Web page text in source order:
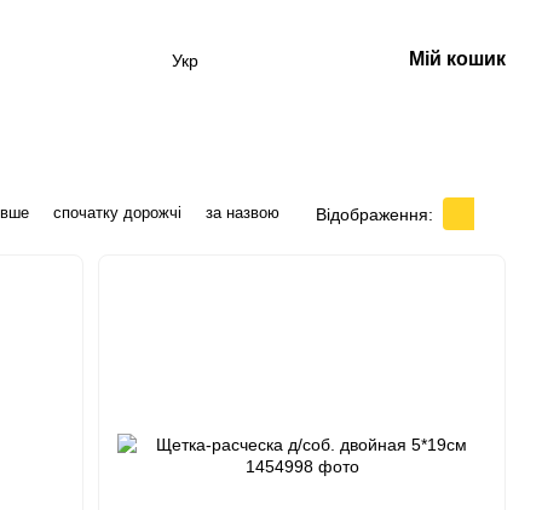
Укр Мій кошик
спочатку дорожчі за назвою Відображення: